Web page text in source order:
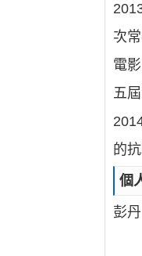
次
電
五
的
個
彭